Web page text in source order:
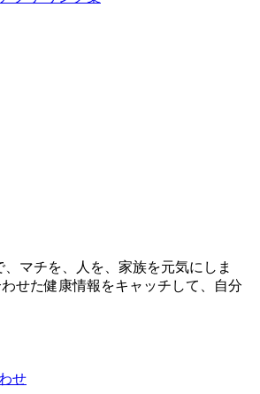
マチを、人を、家族を元気にしま
せた健康情報をキャッチして、自分
せ